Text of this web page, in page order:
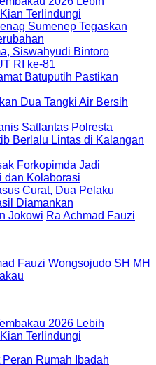
Terlindungi
Sumenep Tegaskan
Siswahyudi Bintoro
RI ke-81
Batuputih Pastikan
Dua Tangki Air Bersih
Satlantas Polresta
Berlalu Lintas di Kalangan
Forkopimda Jadi
dan Kolaborasi
Curat, Dua Pelaku
Diamankan
Jokowi Ra Achmad Fauzi
2026 Lebih
Terlindungi